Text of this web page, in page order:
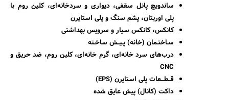
ساندویچ پانل سقفی، دیواری و سردخانه‌ای، کلین روم با
پلی اوریتان، پشم سنگ و پلی استایرن
کانکس، کانکس سیار و سرویس بهداشتی
سـاختـمان (خانه) پـیــش ساخـته
درب‌های سرد خانه‌ای، گرم خانه‌ای، کلین روم، ضد حریق و
CNC
قــطـــعات پلی استایرن (EPS)
داکت (کانال) پیش عایق شده